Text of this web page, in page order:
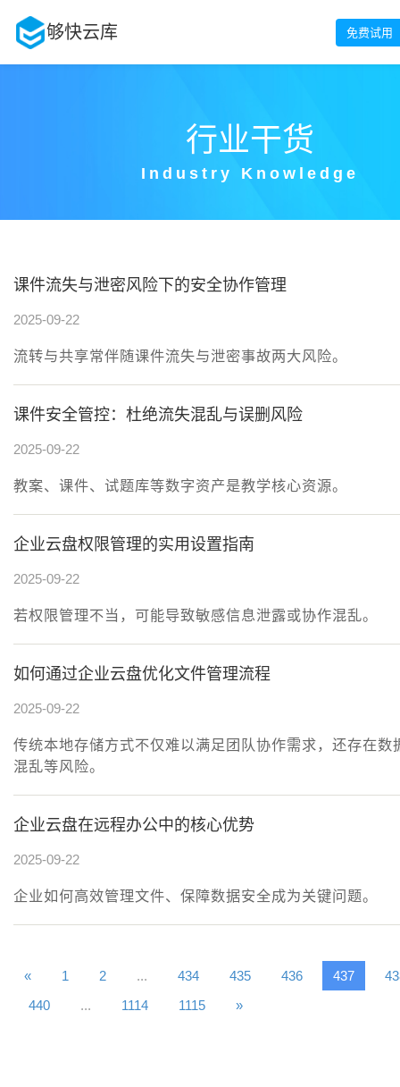
够快云库 免费试用
行业干货
Industry Knowledge
课件流失与泄密风险下的安全协作管理
2025-09-22
流转与共享常伴随课件流失与泄密事故两大风险。
课件安全管控：杜绝流失混乱与误删风险
2025-09-22
教案、课件、试题库等数字资产是教学核心资源。
企业云盘权限管理的实用设置指南
2025-09-22
若权限管理不当，可能导致敏感信息泄露或协作混乱。
如何通过企业云盘优化文件管理流程
2025-09-22
传统本地存储方式不仅难以满足团队协作需求，还存在数
混乱等风险。
企业云盘在远程办公中的核心优势
2025-09-22
企业如何高效管理文件、保障数据安全成为关键问题。
« 1 2 ... 434 435 436 437
440
... 1114 1115 »